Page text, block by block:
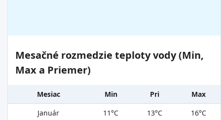
Mesačné rozmedzie teploty vody (Min,
Max a Priemer)
Mesiac Min Pri
Max
Január
11°C 13°C
16°C